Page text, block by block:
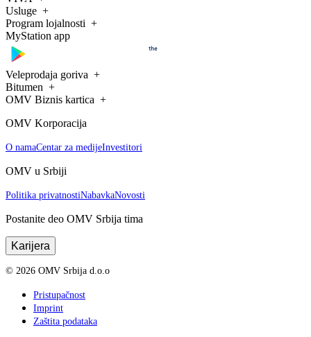
Usluge
Program lojalnosti
MyStation app
Veleprodaja goriva
Bitumen
OMV Biznis kartica
OMV Korporacija
O namaCentar za medijeInvestitori
OMV u Srbiji
Politika privatnostiNabavkaNovosti
Postanite deo OMV Srbija tima
Karijera
© 2026 OMV Srbija d.o.o
Pristupačnost
Imprint
Zaštita podataka